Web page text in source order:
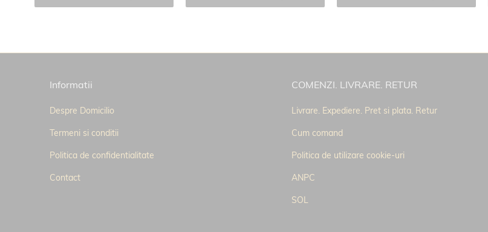
Informatii
Despre Domicilio
Termeni si conditii
Politica de confidentialitate
Contact
COMENZI. LIVRARE. RETUR
Livrare. Expediere. Pret si plata. Retur
Cum comand
Politica de utilizare cookie-uri
ANPC
SOL